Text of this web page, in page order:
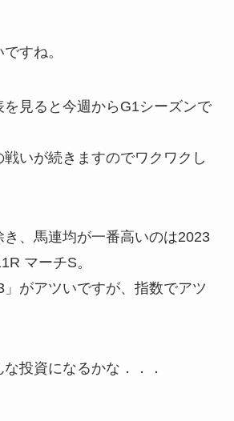
すね。
を見ると今週からG1シーズンで
戦いが続きますのでワクワクし
き、馬連均が一番高いのは2023
マーチS。
がアツいですが、指数でアツ
投資になるかな．．．